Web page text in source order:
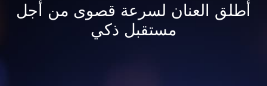
أطلق العنان لسرعة قصوى من أجل
مستقبل ذكي